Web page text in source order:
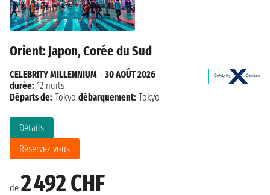
Orient: Japon, Corée du Sud
de 2 492 CHF
Détails
Réservez-vous
CELEBRITY MILLENNIUM
30 AOÛT 2026
durée: 12 nuits
Départs de: Tokyo débarquement: Tokyo